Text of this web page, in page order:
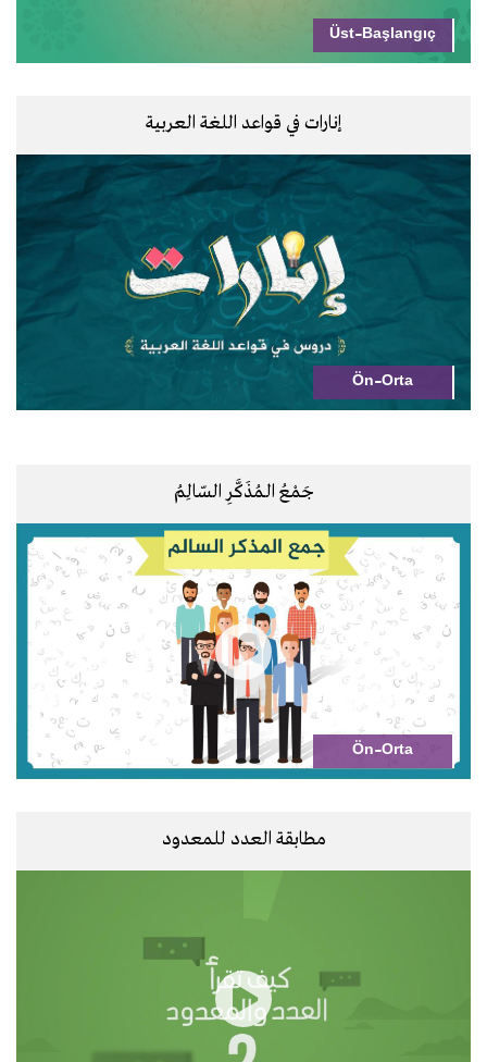
Üst-Başlangıç
إنارات في قواعد اللغة العربية
Ön-Orta
جَمْعُ الـمُذَكَّرِ السّالِمُ
Ön-Orta
مطابقة العدد للمعدود